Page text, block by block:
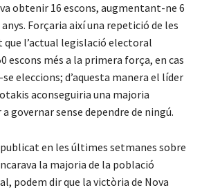
obtenir 16 escons, augmentant-ne 6
Forçaria així una repetició de les
l’actual legislació electoral
escons més a la primera força, en cas
eleccions; d’aquesta manera el líder
aconseguiria una majoria
governar sense dependre de ningú.
en les últimes setmanes sobre
la majoria de la població
podem dir que la victòria de Nova